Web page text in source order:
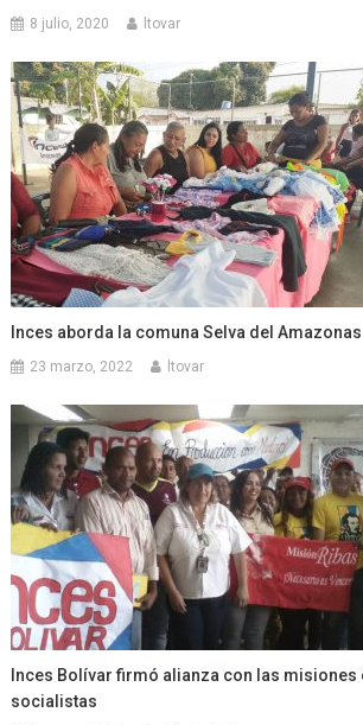
8 julio, 2020 ltovar
Inces aborda la comuna Selva del Amazonas
23 marzo, 2022 ltovar
Inces Bolívar firmó alianza con las misiones
socialistas